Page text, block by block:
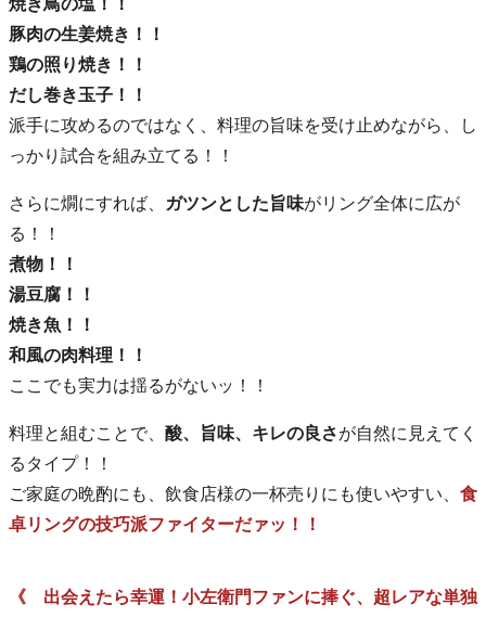
焼き鳥の塩！！
豚肉の生姜焼き！！
鶏の照り焼き！！
だし巻き玉子！！
派手に攻めるのではなく、料理の旨味を受け止めながら、し
っかり試合を組み立てる！！
さらに燗にすれば、 ガツンとした旨味がリング全体に広が
る！！
煮物！！
湯豆腐！！
焼き魚！！
和風の肉料理！！
ここでも実力は揺るがないッ！！
料理と組むことで、 酸、旨味、キレの良さが自然に見えてく
るタイプ！！
ご家庭の晩酌にも、飲食店様の一杯売りにも使いやすい、 食
卓リングの技巧派ファイターだァッ！！
《 出会えたら幸運！小左衛門ファンに捧ぐ、超レアな単独